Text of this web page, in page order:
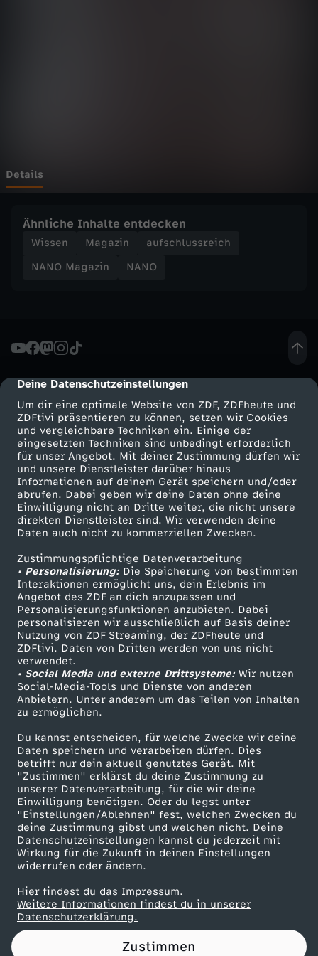
cmp-dialog-description
Deine Datenschutzeinstellungen
Um dir eine optimale Website von ZDF, ZDFheute und
ZDFtivi präsentieren zu können, setzen wir Cookies
und vergleichbare Techniken ein. Einige der
eingesetzten Techniken sind unbedingt erforderlich
für unser Angebot. Mit deiner Zustimmung dürfen wir
und unsere Dienstleister darüber hinaus
Informationen auf deinem Gerät speichern und/oder
abrufen. Dabei geben wir deine Daten ohne deine
Einwilligung nicht an Dritte weiter, die nicht unsere
direkten Dienstleister sind. Wir verwenden deine
Daten auch nicht zu kommerziellen Zwecken.
Zustimmungspflichtige Datenverarbeitung
• Personalisierung:Die Speicherung von bestimmten
Interaktionen ermöglicht uns, dein Erlebnis im
Angebot des ZDF an dich anzupassen und
Personalisierungsfunktionen anzubieten. Dabei
personalisieren wir ausschließlich auf Basis deiner
Nutzung von ZDF Streaming, der ZDFheute und
ZDFtivi. Daten von Dritten werden von uns nicht
verwendet.
• Social Media und externe Drittsysteme:Wir nutzen
Social-Media-Tools und Dienste von anderen
Anbietern. Unter anderem um das Teilen von Inhalten
zu ermöglichen.
Du kannst entscheiden, für welche Zwecke wir deine
Daten speichern und verarbeiten dürfen. Dies
betrifft nur dein aktuell genutztes Gerät. Mit
"Zustimmen" erklärst du deine Zustimmung zu
unserer Datenverarbeitung, für die wir deine
Einwilligung benötigen. Oder du legst unter
"Einstellungen/Ablehnen" fest, welchen Zwecken du
deine Zustimmung gibst und welchen nicht. Deine
Datenschutzeinstellungen kannst du jederzeit mit
Wirkung für die Zukunft in deinen Einstellungen
widerrufen oder ändern.
Hier findest du das Impressum.
Weitere Informationen findest du in unserer
Datenschutzerklärung.
Zustimmen
W
l
l
i
m
a
-
K
o
n
f
e
r
e
n
z
i
n
B
e
Details
Ähnliche Inhalte entdecken
Wissen Magazin
aufschlussreich
NANO Magazin
NANO
Mehr ZDF
ZDF-Apps
Smart TV
ZDFtext
Livestreams
Sendungen A-Z
TV-Programm
Service
ZDFmitreden
Kontakt zum ZDF
Tickets
Zuschauerservice
Hilfe
ZDF Unternehmen
Karriere
ZDF goes Schule
Werbefernsehen
Mainzelmännchen
Partner